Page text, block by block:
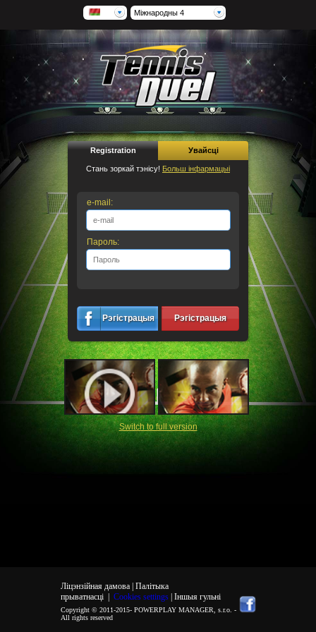
Міжнародны 4
Registration Увайсці
Стань зоркай тэнісу! Больш інфармацыі
e-mail:
Пароль:
Рэгістрацыя Рэгістрацыя
Switch to full version
Ліцэнзійная дамова | Палітыка
прыватнасці| Cookies settings | Іншыя гульні
Copyright © 2011-2015- POWERPLAY MANAGER, s.r.o. -
All rights reserved